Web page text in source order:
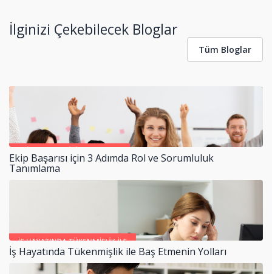
İlginizi Çekebilecek Bloglar
Tüm Bloglar
Ekip Başarısı için 3 Adımda Rol ve Sorumluluk
Tanımlama
İş Hayatında Tükenmişlik ile Baş Etmenin Yolları